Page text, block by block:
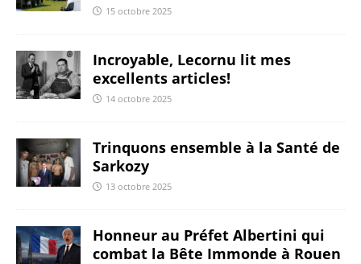
15 octobre 2025
Incroyable, Lecornu lit mes
excellents articles!
14 octobre 2025
Trinquons ensemble à la Santé de
Sarkozy
13 octobre 2025
Honneur au Préfet Albertini qui
combat la Bête Immonde à Rouen